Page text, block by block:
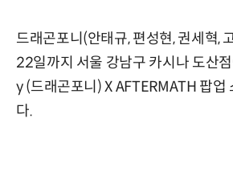
드래곤포니(안태규, 편성현, 권세혁,
22일까지 서울 강남구 카시나 도산
y (드래곤포니) X AFTERMATH 팝업
다.